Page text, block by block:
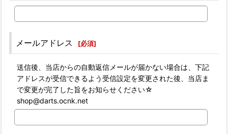
メールアドレス [必須]
送信後、当店からの自動返信メールが届かない場合は、下記
アドレスが受信できるよう受信設定を変更された後、当店ま
で変更が完了した旨をお知らせください☆
shop@darts.ocnk.net